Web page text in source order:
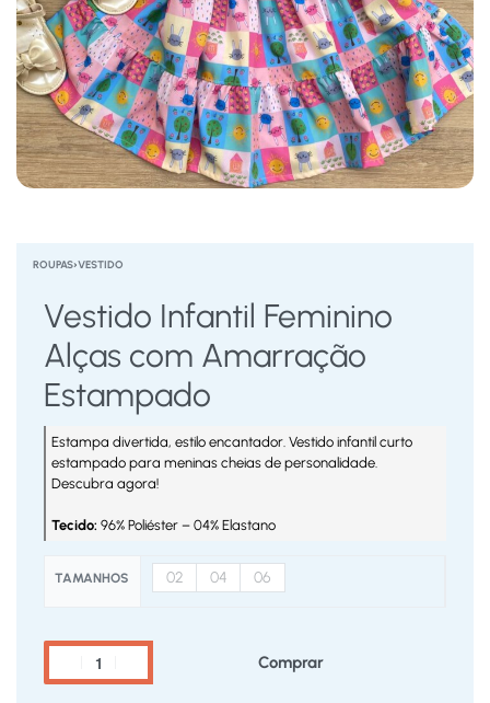
ROUPAS›VESTIDO
Vestido Infantil Feminino
Alças com Amarração
Estampado
Estampa divertida, estilo encantador. Vestido infantil curto
estampado para meninas cheias de personalidade.
Descubra agora!
Tecido: 96% Poliéster – 04% Elastano
TAMANHOS 02 04 06
Comprar